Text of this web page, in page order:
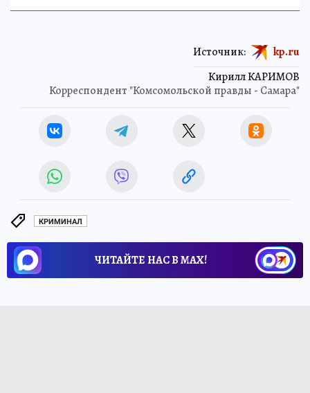
Кирилл КАРИМОВ
Корреспондент "Комсомольской правды - Самара"
Источник: kp.ru
КРИМИНАЛ
ЧИТАЙТЕ НАС В МАХ!